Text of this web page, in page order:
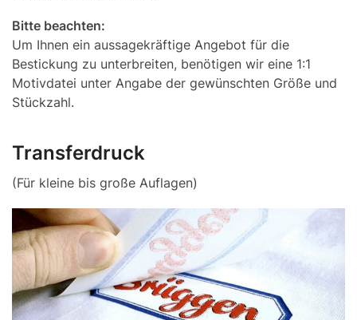
Bitte beachten:
Um Ihnen ein aussagekräftige Angebot für die
Bestickung zu unterbreiten, benötigen wir eine 1:1
Motivdatei unter Angabe der gewünschten Größe und
Stückzahl.
Transferdruck
(Für kleine bis große Auflagen)